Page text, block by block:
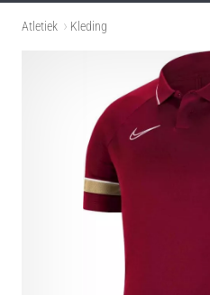
Atletiek Kleding